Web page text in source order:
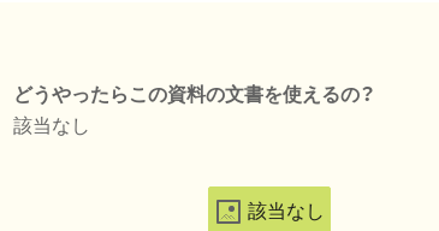
どうやったらこの資料の文書を使えるの？
該当なし
該当なし